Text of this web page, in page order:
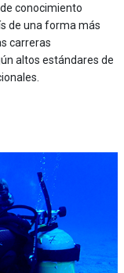
conocimiento
de una forma más
carreras
altos estándares de